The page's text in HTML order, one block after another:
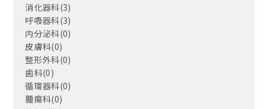
消化器科(3)
呼吸器科(3)
内分泌科(0)
皮膚科(0)
整形外科(0)
歯科(0)
循環器科(0)
腫瘍科(0)